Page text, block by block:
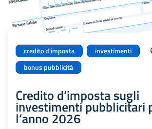
credito d'imposta
investimenti
bonus pubblicità
Credito d’imposta sugli
investimenti pubblicitari
l’anno 2026